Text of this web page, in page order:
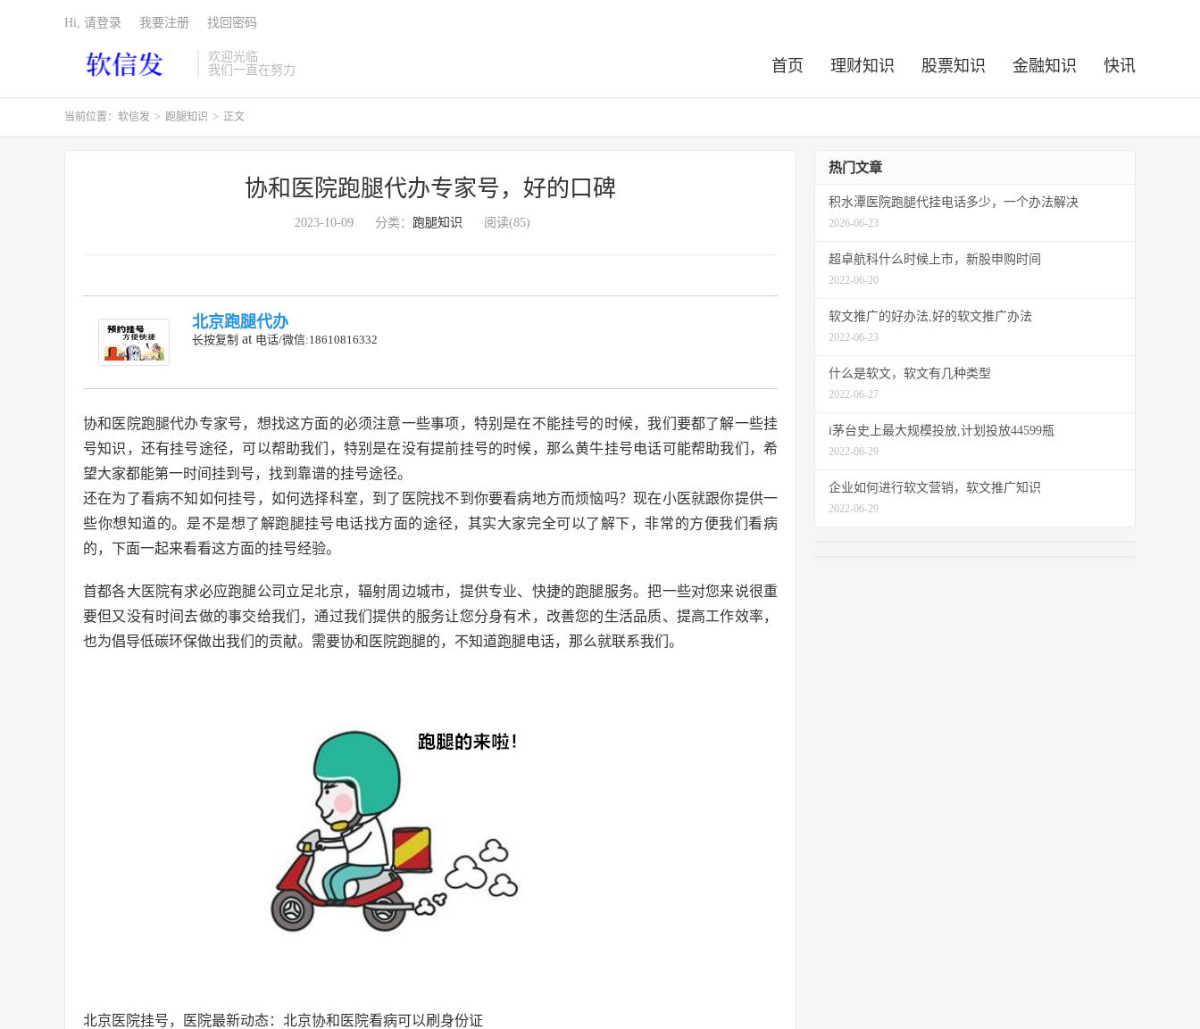
欢迎光临
我们一直在努力
首页 理财知识 股票知识 金融知识 快讯
Hi, 请登录 我要注册 找回密码
当前位置： 软信发 > 跑腿知识 > 正文
协和医院跑腿代办专家号，好的口碑
2023-10-09 分类： 跑腿知识 阅读(85)
北京跑腿代办
长按复制 at 电话/微信:18610816332
协和医院跑腿代办专家号，想找这方面的必须注意一些事项，特别是在不能挂号的时候，我们要都了解一些挂
号知识，还有挂号途径，可以帮助我们，特别是在没有提前挂号的时候，那么黄牛挂号电话可能帮助我们，希
望大家都能第一时间挂到号，找到靠谱的挂号途径。
还在为了看病不知如何挂号，如何选择科室，到了医院找不到你要看病地方而烦恼吗？现在小医就跟你提供一
些你想知道的。是不是想了解跑腿挂号电话找方面的途径，其实大家完全可以了解下，非常的方便我们看病
的，下面一起来看看这方面的挂号经验。
首都各大医院有求必应跑腿公司立足北京，辐射周边城市，提供专业、快捷的跑腿服务。把一些对您来说很重
要但又没有时间去做的事交给我们，通过我们提供的服务让您分身有术，改善您的生活品质、提高工作效率，
也为倡导低碳环保做出我们的贡献。需要协和医院跑腿的，不知道跑腿电话，那么就联系我们。
北京医院挂号，医院最新动态：北京协和医院看病可以刷身份证
热门文章
积水潭医院跑腿代挂电话多少，一个办法解决
2026-06-23
超卓航科什么时候上市，新股申购时间
2022-06-20
软文推广的好办法,好的软文推广办法
2022-06-23
什么是软文，软文有几种类型
2022-06-27
i茅台史上最大规模投放,计划投放44599瓶
2022-06-29
企业如何进行软文营销，软文推广知识
2022-06-29